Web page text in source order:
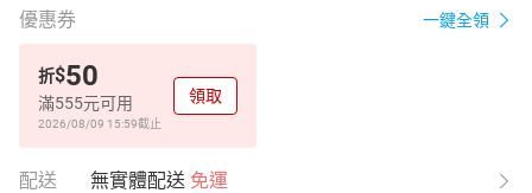
優惠券 一鍵全領
折$50
滿555元可用
2026/08/09 15:59截止
領取
配送 無實體配送 免運